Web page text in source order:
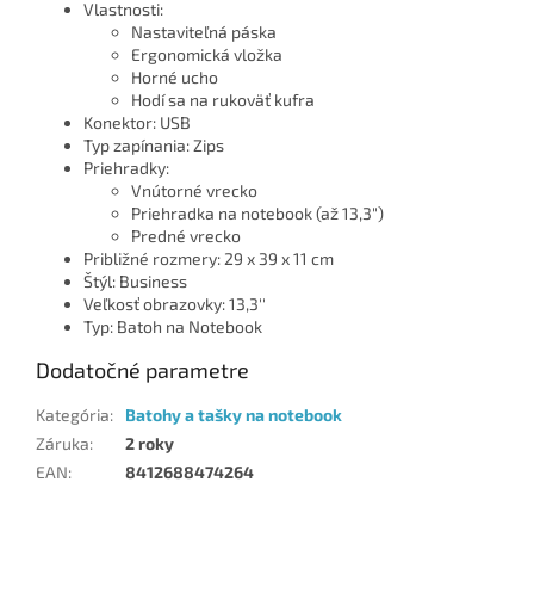
Vlastnosti:
Nastaviteľná páska
Ergonomická vložka
Horné ucho
Hodí sa na rukoväť kufra
Konektor: USB
Typ zapínania: Zips
Priehradky:
Vnútorné vrecko
Priehradka na notebook (až 13,3")
Predné vrecko
Približné rozmery: 29 x 39 x 11 cm
Štýl: Business
Veľkosť obrazovky: 13,3''
Typ: Batoh na Notebook
Dodatočné parametre
Kategória:
Batohy a tašky na notebook
Záruka:
2 roky
EAN: 8412688474264